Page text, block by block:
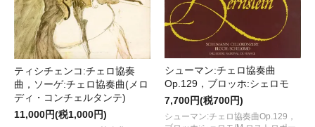
ティシチェンコ:チェロ協奏
曲，ソーゲ:チェロ協奏曲(メロ
ディ・コンチェルタンテ)
11,000円(税1,000円)
シューマン:チェロ協奏曲
Op.129，ブロッホ:シェロモ
7,700円(税700円)
シューマン:チェロ協奏曲Op.129，